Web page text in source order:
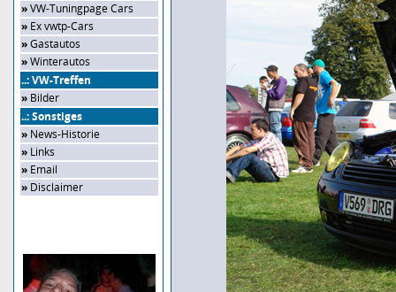
»VW-Tuningpage Cars
» Ex vwtp-Cars
»Gastautos
»Winterautos
..: VW-Treffen
» Bilder
..: Sonstiges
» News-Historie
» Links
» Email
» Disclaimer